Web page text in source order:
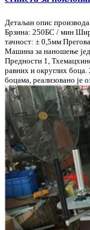
Детаљан опис
Брзина: 250БС / мин
тачност: ± 0,5мм
Машина за наношење
Предности 1,
равних и округлих боца.
боцама, реализовано је